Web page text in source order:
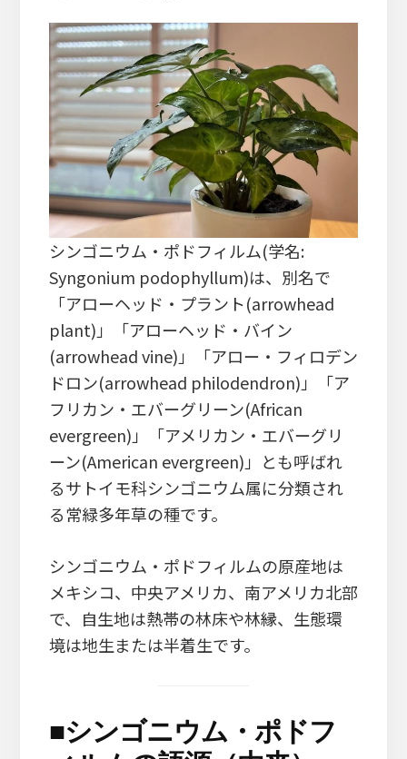
シンゴニウム・ポドフィルム(学名:
Syngonium podophyllum)は、別名で
「アローヘッド・プラント(arrowhead
plant)」「アローヘッド・バイン
(arrowhead vine)」「アロー・フィロデン
ドロン(arrowhead philodendron)」「ア
フリカン・エバーグリーン(African
evergreen)」「アメリカン・エバーグリ
ーン(American evergreen)」とも呼ばれ
るサトイモ科シンゴニウム属に分類され
る常緑多年草の種です。
シンゴニウム・ポドフィルムの原産地は
メキシコ、中央アメリカ、南アメリカ北部
で、自生地は熱帯の林床や林縁、生態環
境は地生または半着生です。
■シンゴニウム・ポドフ